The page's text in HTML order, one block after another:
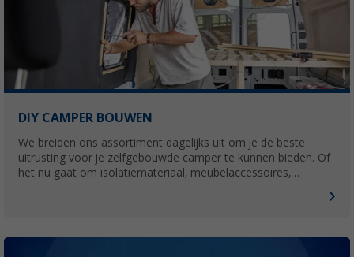
DIY CAMPER BOUWEN
We breiden ons assortiment dagelijks uit om je de beste
uitrusting voor je zelfgebouwde camper te kunnen bieden. Of
het nu gaat om isolatiemateriaal, meubelaccessoires,